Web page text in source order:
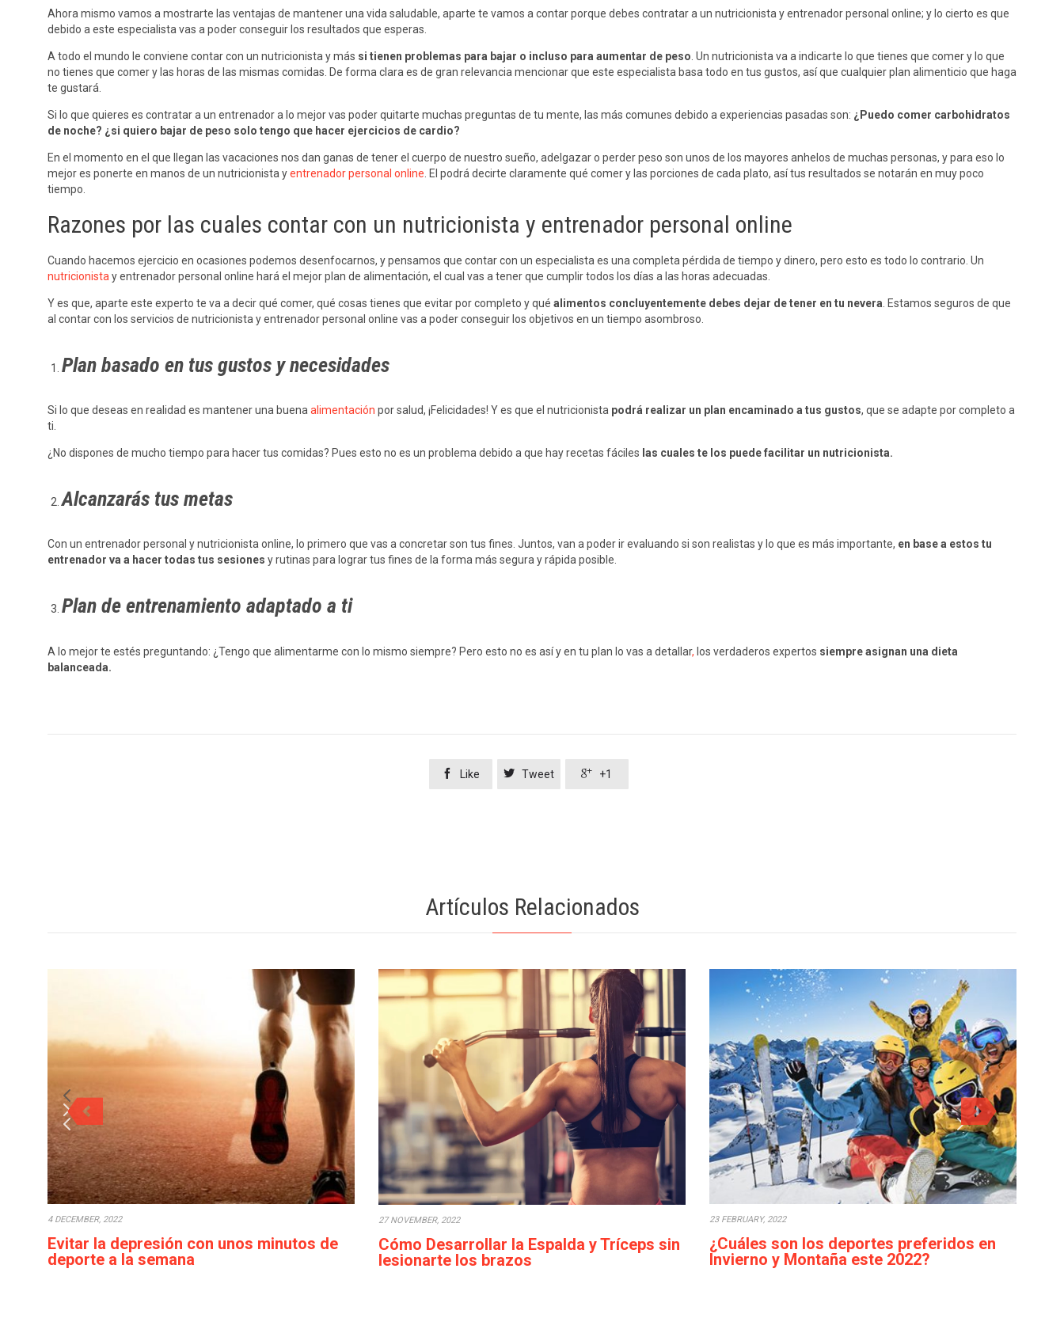
Ahora mismo vamos a mostrarte las ventajas de mantener una vida saludable, aparte te vamos a contar porque debes contratar a un nutricionista y entrenador personal online; y lo cierto es que
debido a este especialista vas a poder conseguir los resultados que esperas.
A todo el mundo le conviene contar con un nutricionista y más si tienen problemas para bajar o incluso para aumentar de peso . Un nutricionista va a indicarte lo que tienes que comer y lo que
no tienes que comer y las horas de las mismas comidas. De forma clara es de gran relevancia mencionar que este especialista basa todo en tus gustos, así que cualquier plan alimenticio que haga
te gustará.
Si lo que quieres es contratar a un entrenador a lo mejor vas poder quitarte muchas preguntas de tu mente, las más comunes debido a experiencias pasadas son: ¿Puedo comer carbohidratos
de noche? ¿si quiero bajar de peso solo tengo que hacer ejercicios de cardio?
En el momento en el que llegan las vacaciones nos dan ganas de tener el cuerpo de nuestro sueño, adelgazar o perder peso son unos de los mayores anhelos de muchas personas, y para eso lo
mejor es ponerte en manos de un nutricionista yentrenador personal online . El podrá decirte claramente qué comer y las porciones de cada plato, así tus resultados se notarán en muy poco
tiempo.
Razones por las cuales contar con un nutricionista y entrenador personal online
Cuando hacemos ejercicio en ocasiones podemos desenfocarnos, y pensamos que contar con un especialista es una completa pérdida de tiempo y dinero, pero esto es todo lo contrario. Un
nutricionista y entrenador personal online hará el mejor plan de alimentación, el cual vas a tener que cumplir todos los días a las horas adecuadas.
Y es que, aparte este experto te va a decir qué comer, qué cosas tienes que evitar por completo y qué alimentos concluyentemente debes dejar de tener en tu nevera . Estamos seguros de que
al contar con los servicios de nutricionista y entrenador personal online vas a poder conseguir los objetivos en un tiempo asombroso.
Plan basado en tus gustos y necesidades
Si lo que deseas en realidad es mantener una buenaalimentación por salud, ¡Felicidades! Y es que el nutricionista podrá realizar un plan encaminado a tus gustos, que se adapte por completo a
ti.
¿No dispones de mucho tiempo para hacer tus comidas? Pues esto no es un problema debido a que hay recetas fáciles las cuales te los puede facilitar un nutricionista.
Alcanzarás tus metas
Con un entrenador personal y nutricionista online, lo primero que vas a concretar son tus fines. Juntos, van a poder ir evaluando si son realistas y lo que es más importante, en base a estos tu
entrenador va a hacer todas tus sesiones y rutinas para lograr tus fines de la forma más segura y rápida posible.
Plan de entrenamiento adaptado a ti
A lo mejor te estés preguntando: ¿Tengo que alimentarme con lo mismo siempre? Pero esto no es así y en tu plan lo vas a detallar, los verdaderos expertos siempre asignan una dieta
balanceada.
 Like  Tweet  +1
Artículos Relacionados
4 DECEMBER, 2022
Evitar la depresión con unos minutos de
deporte a la semana
27 NOVEMBER, 2022
Cómo Desarrollar la Espalda y Tríceps sin
lesionarte los brazos
23 FEBRUARY, 2022
¿Cuáles son los deportes preferidos en
Invierno y Montaña este 2022?